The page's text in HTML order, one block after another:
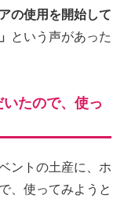
の使用を開始して
という声があった
たので、使っ
ントの土産に、ホ
、使ってみようと